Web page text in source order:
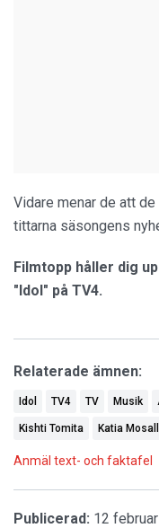
Vidare menar de att
tittarna säsongens
Filmtopp håller dig
"Idol" på TV4.
Relaterade ämnen:
Idol TV4 TV Musik
Kishti Tomita Katia
Anmäl text- och faktafel
Publicerad: 12